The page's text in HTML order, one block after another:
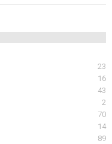
23
16
43
2
70
14
89